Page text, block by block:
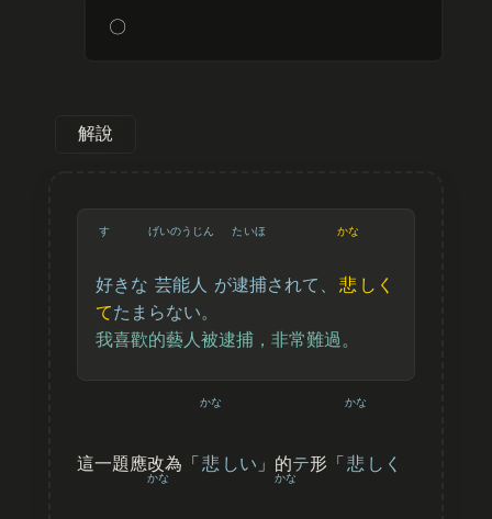
〇
好
す
きな 芸能人
げいのうじん
が逮捕
たいほ
されて、 悲
かな
しく
てたまらない。
我喜歡的藝人被逮捕，非常難過。
這一題應改為「 悲
かな
しい 」的テ形「 悲
かな
しく
かな かな